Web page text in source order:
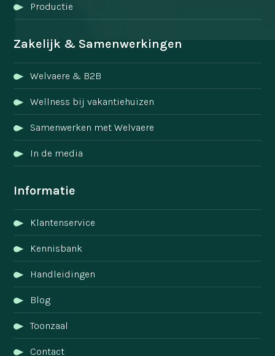
Productie
Zakelijk & Samenwerkingen
Welvaere & B2B
Wellness bij vakantiehuizen
Samenwerken met Welvaere
In de media
Informatie
Klantenservice
Kennisbank
Handleidingen
Blog
Toonzaal
Contact